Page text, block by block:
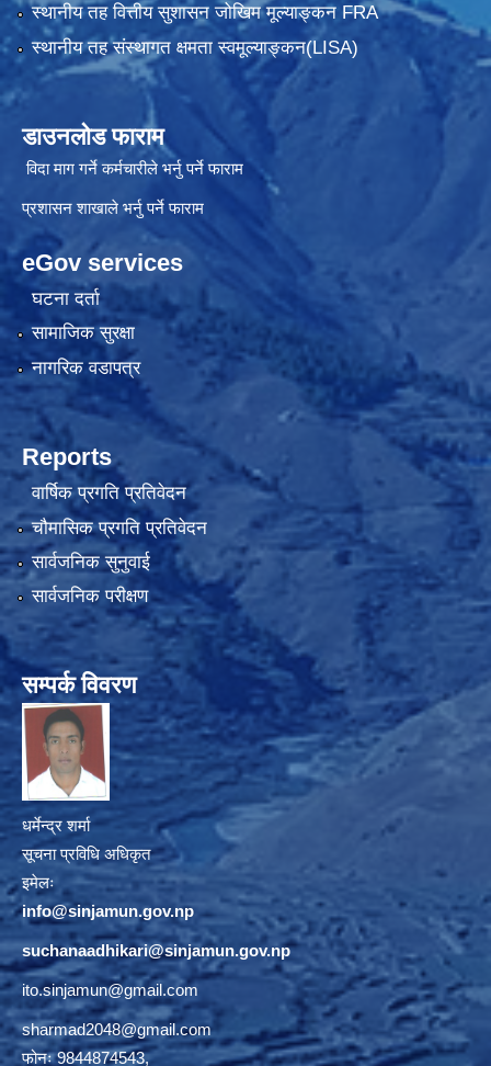
स्थानीय तह वित्तीय सुशासन जोखिम मूल्याङ्कन FRA
स्थानीय तह संस्थागत क्षमता स्वमूल्याङ्कन(LISA)
डाउनलोड फाराम
विदा माग गर्ने कर्मचारीले भर्नु पर्ने फाराम
प्रशासन शाखाले भर्नु पर्ने फाराम
eGov services
घटना दर्ता
सामाजिक सुरक्षा
नागरिक वडापत्र
Reports
वार्षिक प्रगति प्रतिवेदन
चौमासिक प्रगति प्रतिवेदन
सार्वजनिक सुनुवाई
सार्वजनिक परीक्षण
सम्पर्क विवरण
धर्मेन्द्र शर्मा
सूचना प्रविधि अधिकृत
इमेलः
info@sinjamun.gov.np
suchanaadhikari@sinjamun.gov.np
ito.sinjamun@gmail.com
sharmad2048@gmail.com
फोनः 9844874543,